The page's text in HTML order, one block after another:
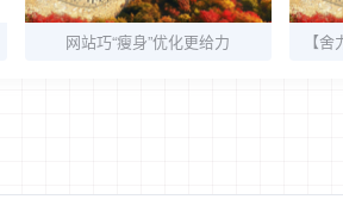
网站巧“瘦身”优化更给力